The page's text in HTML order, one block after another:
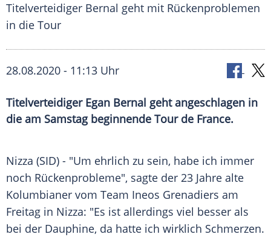
Titelverteidiger Bernal geht mit Rückenproblemen
in die Tour
28.08.2020 - 11:13 Uhr
Titelverteidiger Egan Bernal geht angeschlagen in
die am Samstag beginnende Tour de France.
Nizza (SID) - "Um ehrlich zu sein, habe ich immer
noch Rückenprobleme", sagte der 23 Jahre alte
Kolumbianer vom Team Ineos Grenadiers am
Freitag in Nizza: "Es ist allerdings viel besser als
bei der Dauphine, da hatte ich wirklich Schmerzen.